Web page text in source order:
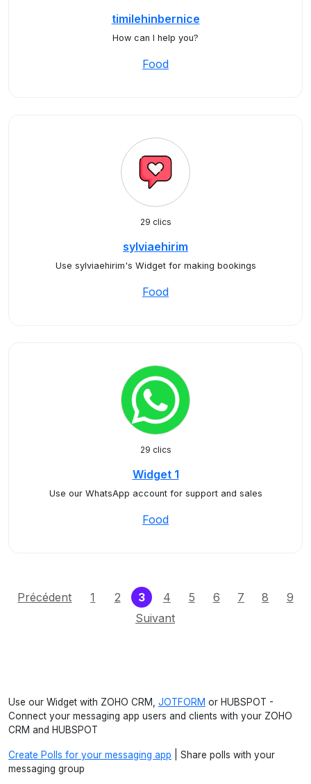
timilehinbernice
How can I help you?
Food
29 clics
sylviaehirim
Use sylviaehirim's Widget for making bookings
Food
29 clics
Widget 1
Use our WhatsApp account for support and sales
Food
Précédent 1 2 3(current)
4 5 6 7 8
9
Suivant
Use our Widget with ZOHO CRM, JOTFORM or HUBSPOT -
Connect your messaging app users and clients with your ZOHO
CRM and HUBSPOT
Create Polls for your messaging app | Share polls with your
messaging group